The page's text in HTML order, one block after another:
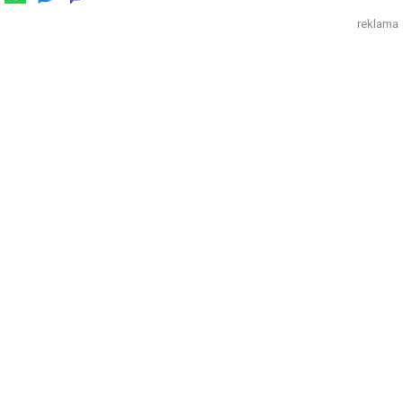
reklama